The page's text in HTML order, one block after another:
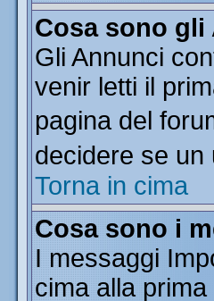
Cosa sono gli
Gli Annunci
venir letti il
pagina del
decidere se
Torna in cima
Cosa sono i
I messaggi
cima alla